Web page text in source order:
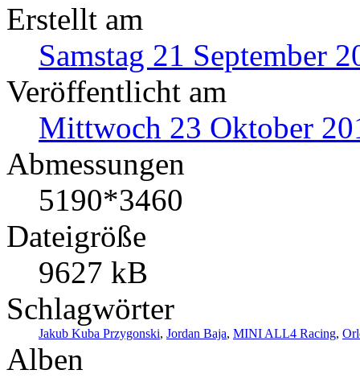
Erstellt am
Samstag 21 September
Veröffentlicht am
Mittwoch 23 Oktober
Abmessungen
5190*3460
Dateigröße
9627 kB
Schlagwörter
Jakub Kuba Przygonski, Jordan Baja, MINI ALL4 Racing,
Alben